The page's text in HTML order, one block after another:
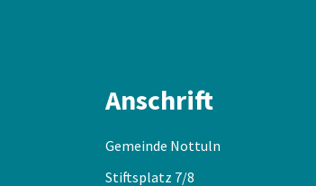
Anschrift
Gemeinde Nottuln
Stiftsplatz 7/8